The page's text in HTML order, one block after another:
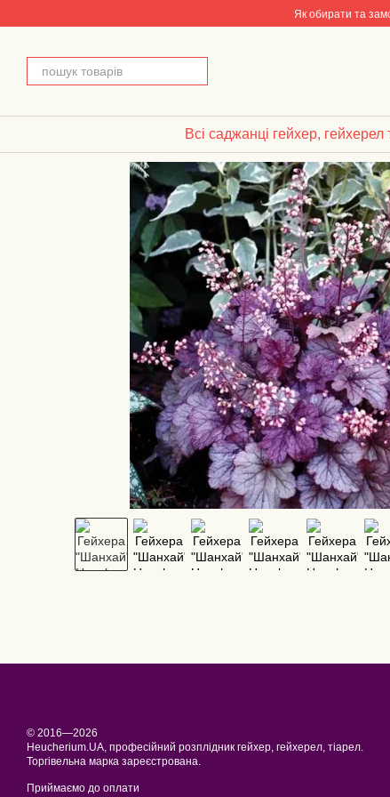
Як обирати та
Всі саджанці гейхер, гейхерел
© 2016—2026
Heucherium.UA, професійний розплідник гейхер, гейхерел, тіарел.
Торгівельна марка зареєстрована.
Приймаємо до оплати